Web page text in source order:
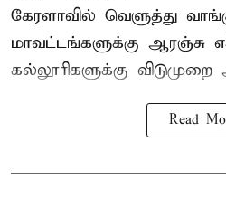
கேரளாவில் வெளுத்து
மாவட்டங்களுக்கு ஆரஞ்சு
கல்லூரிகளுக்கு விடுமுறை
Read